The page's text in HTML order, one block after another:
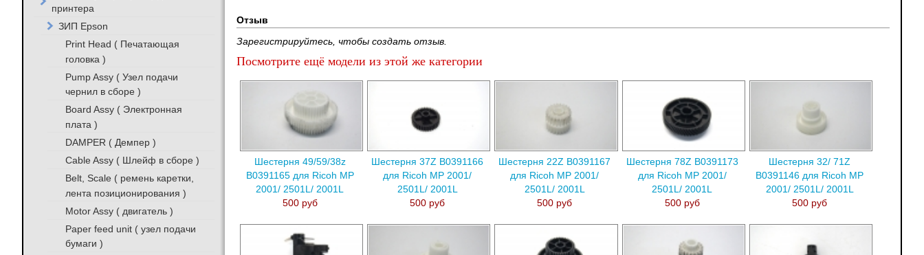
Отзыв
Зарегистрируйтесь, чтобы создать отзыв.
Посмотрите ещё модели из этой же категории
Шестерня 49/59/38z
B0391165 для Ricoh MP
2001/ 2501L/ 2001L
500 руб
Шестерня 37Z B0391166
для Ricoh MP 2001/
2501L/ 2001L
500 руб
Шестерня 22Z B0391167
для Ricoh MP 2001/
2501L/ 2001L
500 руб
Шестерня 78Z B0391173
для Ricoh MP 2001/
2501L/ 2001L
500 руб
Шестерня 32/ 71Z
B0391146 для Ricoh MP
2001/ 2501L/ 2001L
500 руб
принтера
ЗИП Epson
Print Head ( Печатающая
головка )
Pump Assy ( Узел подачи
чернил в сборе )
Board Assy ( Электронная
плата )
DAMPER ( Демпер )
Cable Assy ( Шлейф в сборе )
Belt, Scale ( ремень каретки,
лента позиционирования )
Motor Assy ( двигатель )
Paper feed unit ( узел подачи
бумаги )